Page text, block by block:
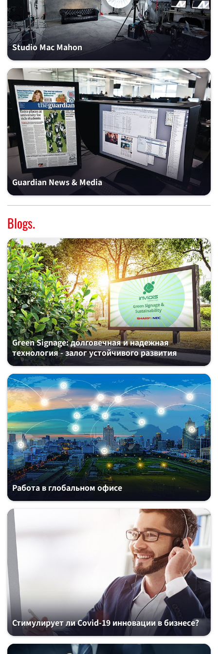
Studio Mac Mahon
Guardian News & Media
Blogs.
Green Signage: долговечная и надежная
технология - залог устойчивого развития
Работа в глобальном офисе
Стимулирует ли Covid-19 инновации в бизнесе?